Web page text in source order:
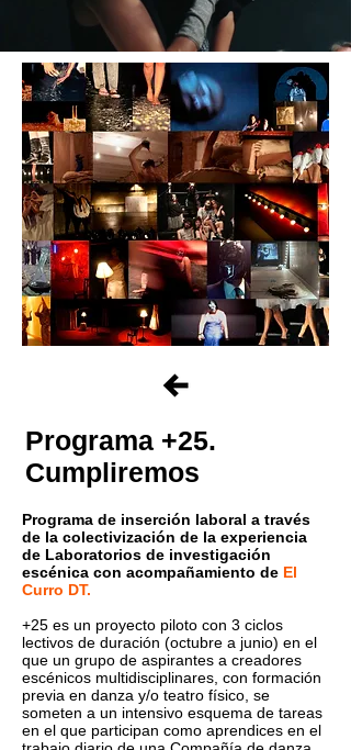
Programa +25.
Cumpliremos
Programa de inserción laboral a través
de la colectivización de la experiencia
de Laboratorios de investigación
escénica con acompañamiento de El
Curro DT.
+25 es un proyecto piloto con 3 ciclos
lectivos de duración (octubre a junio) en el
que un grupo de aspirantes a creadores
escénicos multidisciplinares, con formación
previa en danza y/o teatro físico, se
someten a un intensivo esquema de tareas
en el que participan como aprendices en el